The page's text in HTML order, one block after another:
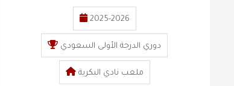
2025-2026
دوري الدرجة الأولى السعودي
ملعب نادي البكرية